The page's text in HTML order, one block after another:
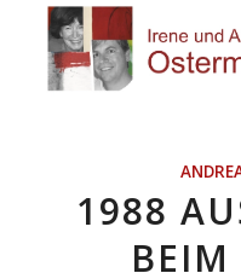
1988
BEIM